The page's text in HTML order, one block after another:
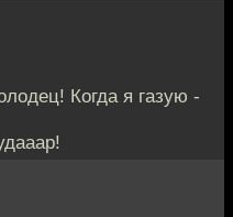
Когда я газую -